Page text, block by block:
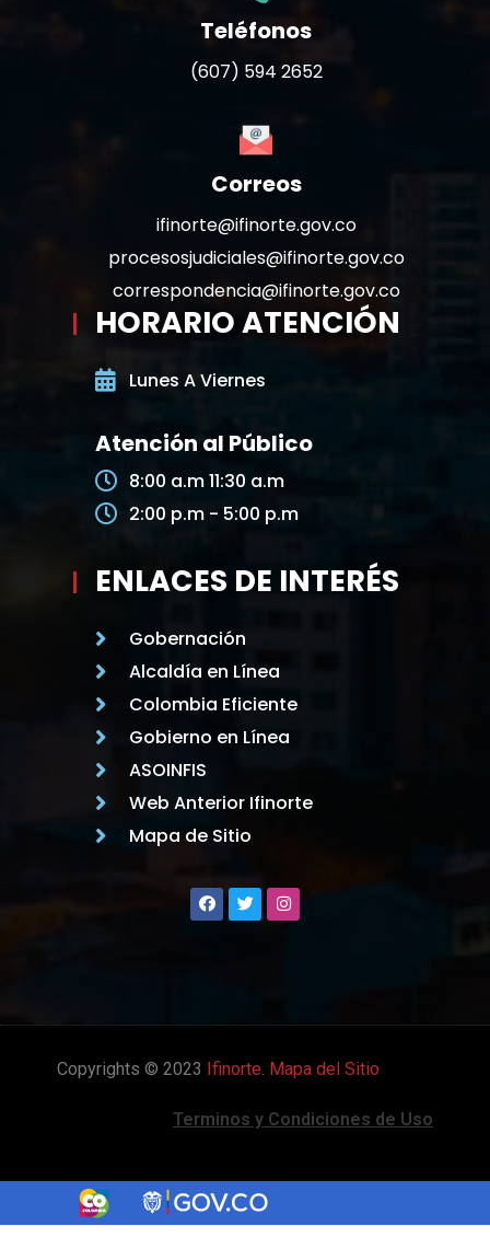
Teléfonos
(607) 594 2652
Correos
ifinorte@ifinorte.gov.co
procesosjudiciales@ifinorte.gov.co
correspondencia@ifinorte.gov.co
HORARIO ATENCIÓN
Lunes A Viernes
Atención al Público
8:00 a.m 11:30 a.m
2:00 p.m - 5:00 p.m
ENLACES DE INTERÉS
Gobernación
Alcaldía en Línea
Colombia Eficiente
Gobierno en Línea
ASOINFIS
Web Anterior Ifinorte
Mapa de Sitio
Copyrights © 2023 Ifinorte Mapa del Sitio
Terminos y Condiciones de Uso